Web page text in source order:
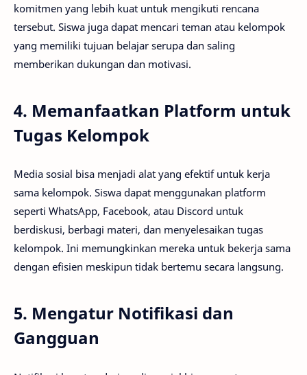
komitmen yang lebih kuat untuk mengikuti rencana
tersebut. Siswa juga dapat mencari teman atau kelompok
yang memiliki tujuan belajar serupa dan saling
memberikan dukungan dan motivasi.
4. Memanfaatkan Platform untuk
Tugas Kelompok
Media sosial bisa menjadi alat yang efektif untuk kerja
sama kelompok. Siswa dapat menggunakan platform
seperti WhatsApp, Facebook, atau Discord untuk
berdiskusi, berbagi materi, dan menyelesaikan tugas
kelompok. Ini memungkinkan mereka untuk bekerja sama
dengan efisien meskipun tidak bertemu secara langsung.
5. Mengatur Notifikasi dan
Gangguan